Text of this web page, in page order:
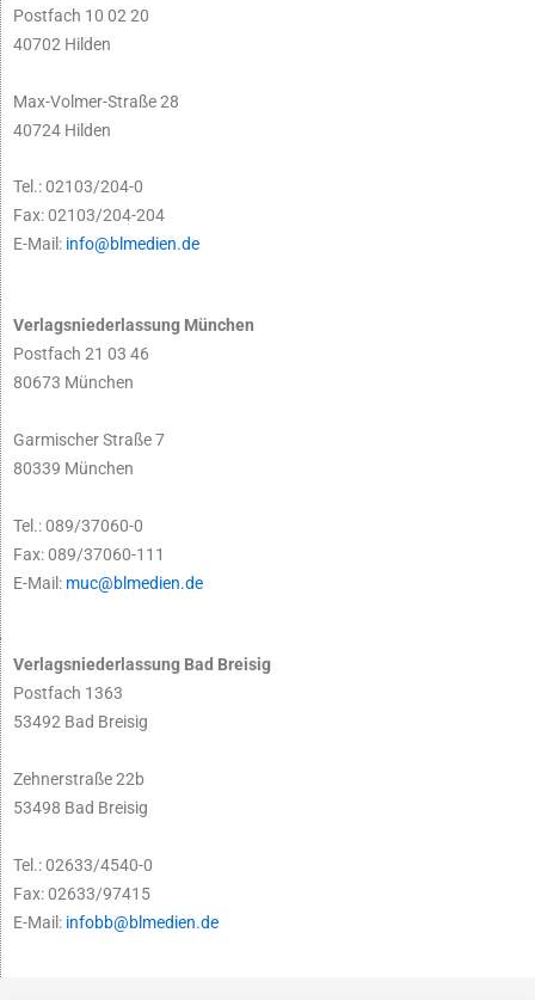
Postfach 10 02 20
40702 Hilden
Max-Volmer-Straße 28
40724 Hilden
Tel.: 02103/204-0
Fax: 02103/204-204
E-Mail: info@blmedien.de
Verlagsniederlassung München
Postfach 21 03 46
80673 München
Garmischer Straße 7
80339 München
Tel.: 089/37060-0
Fax: 089/37060-111
E-Mail: muc@blmedien.de
Verlagsniederlassung Bad Breisig
Postfach 1363
53492 Bad Breisig
Zehnerstraße 22b
53498 Bad Breisig
Tel.: 02633/4540-0
Fax: 02633/97415
E-Mail: infobb@blmedien.de